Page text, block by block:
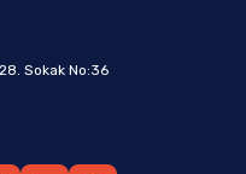
Sokak No:36